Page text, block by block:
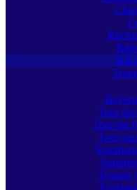
Tour
Tour ins
Tour
Tyssaer